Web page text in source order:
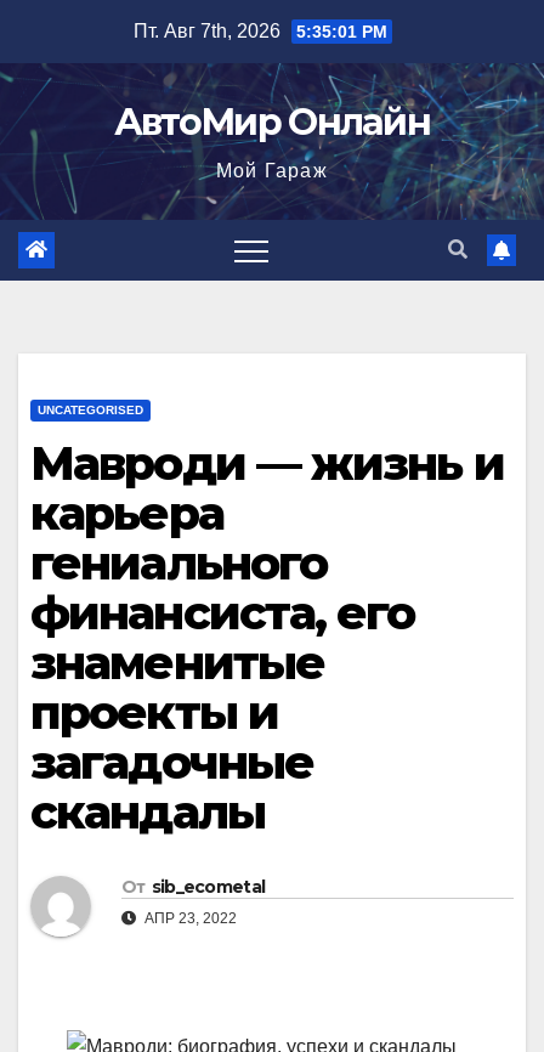
содержимому
Пт. Авг 7th, 2026 5:35:02 PM
АвтоМир Онлайн
Мой Гараж
UNCATEGORISED
Мавроди — жизнь и
карьера
гениального
финансиста, его
знаменитые
проекты и
загадочные
скандалы
От sib_ecometal
АПР 23, 2022